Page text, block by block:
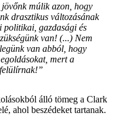
jövőnk múlik azon, hogy
drasztikus változásának
politikai, gazdasági és
van! (...) Nem
van abból, hogy
mert a
álló tömeg a Clark
ahol beszédeket tartanak.